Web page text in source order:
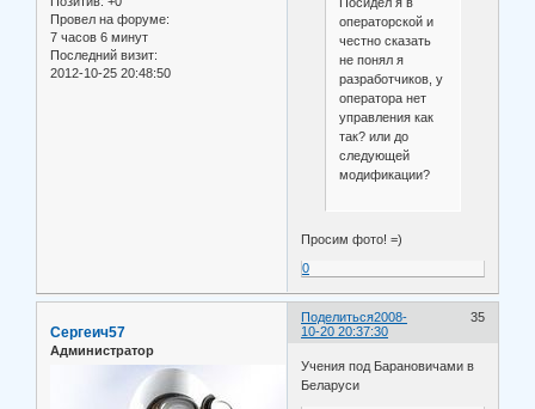
Провел на форуме:
7 часов 6 минут
Последний визит:
2012-10-25 20:48:50
операторской и
честно сказать
не понял я
разработчиков, у
оператора нет
управления как
так? или до
следующей
модификации?
Просим фото! =)
0
Поделиться 35
2008-
10-20 20:37:30
Сергеич57
Администратор
Учения под Барановичами в
Беларуси